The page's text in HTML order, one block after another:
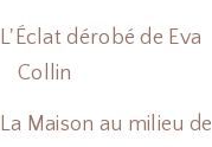
L'Éclat dérobé de Eva
Collin
La Maison au milieu de